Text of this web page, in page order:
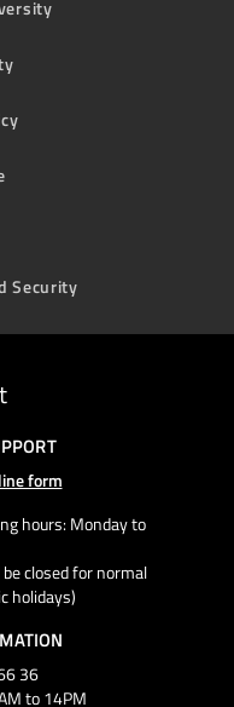
Security
form
hours: Monday to
closed for normal
holidays)
36
to 14PM